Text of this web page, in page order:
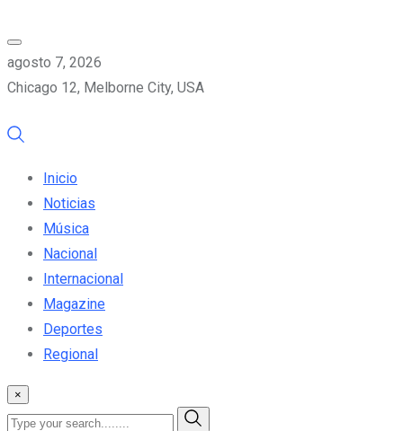
agosto 7, 2026
Chicago 12, Melborne City, USA
Inicio
Noticias
Música
Nacional
Internacional
Magazine
Deportes
Regional
×